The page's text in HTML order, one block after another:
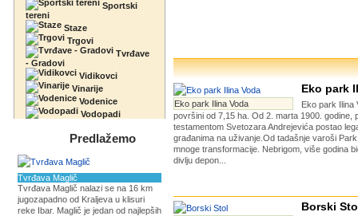
Sportski
tereni
Staze
Trgovi
Tvrđave
- Gradovi
Vidikovci
Vinarije
Vodenice
Vodopadi
Predlažemo
Tvrđava Maglič
Tvrđava Maglič nalazi se na 16 km
jugozapadno od Kraljeva u klisuri
reke Ibar. Maglič je jedan od najlepših
Eko park Ilina Voda
Eko park
Eko park Ilina
površini od 7,15 ha. Od 2. marta 1900. godine,
testamentom Svetozara Andrejevića postao
građanima na uživanje.Od tadašnje varoši
mnoge transformacije. Nebrigom, više godina
divlju depon...
Borski